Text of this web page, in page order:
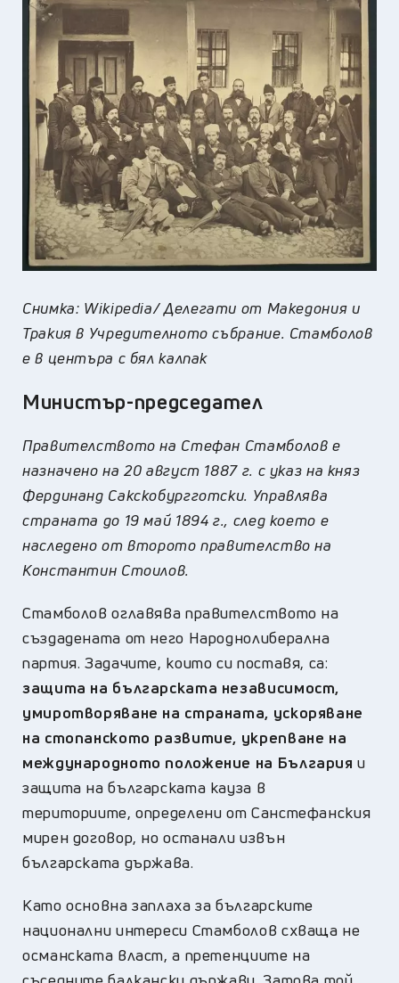
Снимка: Wikipedia/Делегати от Македония и
Тракия в Учредителното събрание. Стамболов
е в центъра с бял калпак
Министър-председател
Правителството на Стефан Стамболов е
назначено на 20 август 1887 г. с указ на княз
Фердинанд Сакскобургготски. Управлява
страната до 19 май 1894 г., след което е
наследено от второто правителство на
Константин Стоилов.
Стамболов оглавява правителството на
създадената от него Народнолиберална
партия. Задачите, които си поставя, са:
защита на българската независимост,
умиротворяване на страната, ускоряване
на стопанското развитие, укрепване на
международното положение на Българияи
защита на българската кауза в
териториите, определени от Санстефанския
мирен договор, но останали извън
българската държава.
Като основна заплаха за българските
национални интереси Стамболов схваща не
османската власт, а претенциите на